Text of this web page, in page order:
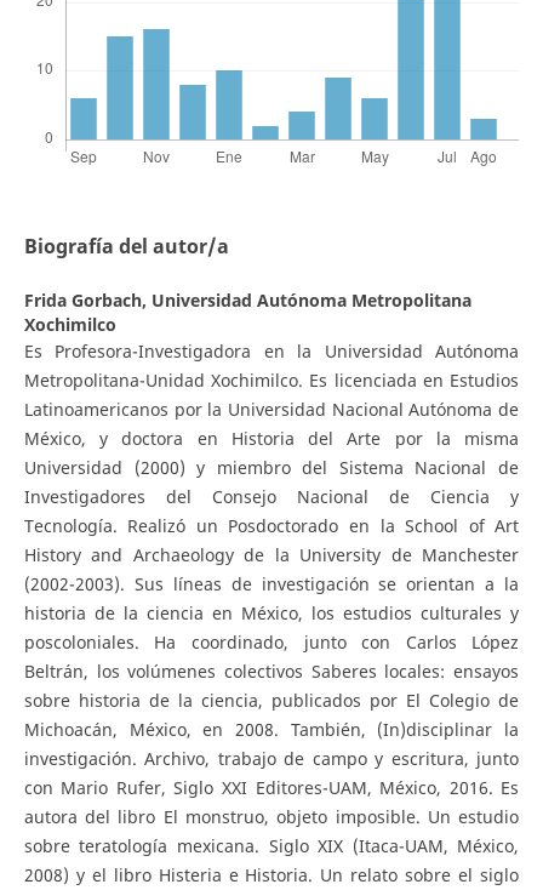
Biografía del autor/a
Frida Gorbach, Universidad Autónoma Metropolitana
Xochimilco
Es Profesora-Investigadora en la Universidad Autónoma
Metropolitana-Unidad Xochimilco. Es licenciada en Estudios
Latinoamericanos por la Universidad Nacional Autónoma de
México, y doctora en Historia del Arte por la misma
Universidad (2000) y miembro del Sistema Nacional de
Investigadores del Consejo Nacional de Ciencia y
Tecnología. Realizó un Posdoctorado en la School of Art
History and Archaeology de la University de Manchester
(2002-2003). Sus líneas de investigación se orientan a la
historia de la ciencia en México, los estudios culturales y
poscoloniales. Ha coordinado, junto con Carlos López
Beltrán, los volúmenes colectivos Saberes locales: ensayos
sobre historia de la ciencia, publicados por El Colegio de
Michoacán, México, en 2008. También, (In)disciplinar la
investigación. Archivo, trabajo de campo y escritura, junto
con Mario Rufer, Siglo XXI Editores-UAM, México, 2016. Es
autora del libro El monstruo, objeto imposible. Un estudio
sobre teratología mexicana. Siglo XIX (Itaca-UAM, México,
2008) y el libro Histeria e Historia. Un relato sobre el siglo